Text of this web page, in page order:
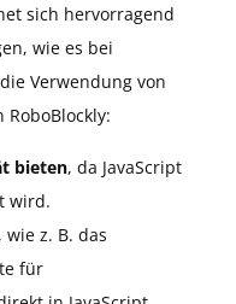
sich hervorragend
wie es bei
Verwendung von
bieten, da JavaScript
wird.
, wie z. B. das
für